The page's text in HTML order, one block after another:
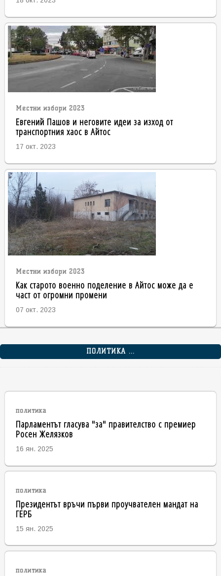
Местни избори 2023
Евгений Пашов и неговите идеи за изход от
транспортния хаос в Айтос
17 окт. 2023
Местни избори 2023
Как старото военно поделение в Айтос може да е
част от огромни промени
07 окт. 2023
ПОЛИТИКА ...
политика
Парламентът гласува "за" правителство с премиер
Росен Желязков
16 ян. 2025
политика
Президентът връчи първи проучвателен мандат на
ГЕРБ
15 ян. 2025
политика